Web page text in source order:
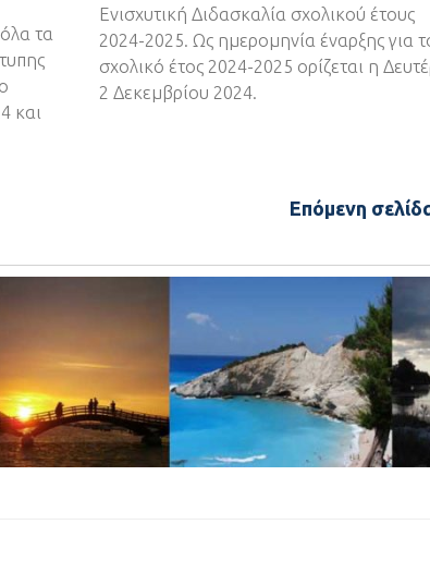
τα
και
Ενισχυτική Διδασκαλία σχολικού έτους
2024-2025. Ως ημερομηνία έναρξης για
σχολικό έτος 2024-2025 ορίζεται η
2 Δεκεμβρίου 2024.
Επόμενη